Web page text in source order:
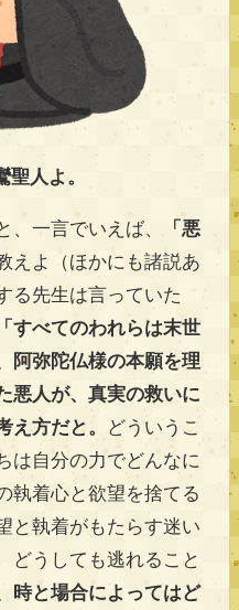
人よ。
一言でいえば、
「悪
えよ（ほかにも諸説あ
る先生は言っていた
「すべてのわれらは末世
阿弥陀仏様の本願を理
悪人が、真実の救いに
方だと。 どういうこ
は自分の力でどんなに
執着心と欲望を捨てる
と執着がもたらす迷い
どうしても逃れること
時と場合によってはど